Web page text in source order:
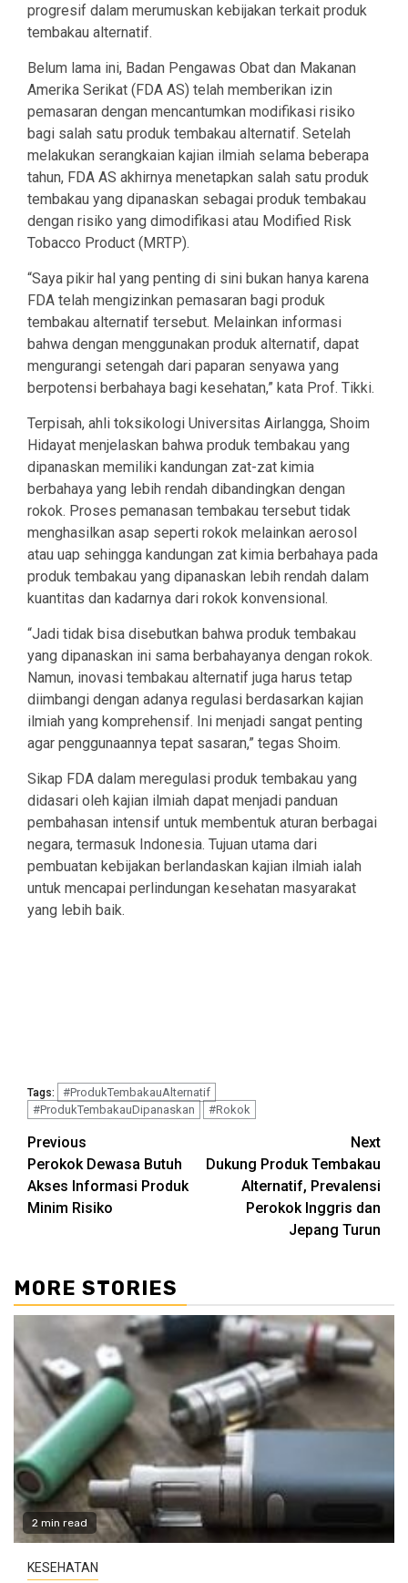
progresif dalam merumuskan kebijakan terkait produk
tembakau alternatif.
Belum lama ini, Badan Pengawas Obat dan Makanan
Amerika Serikat (FDA AS) telah memberikan izin
pemasaran dengan mencantumkan modifikasi risiko
bagi salah satu produk tembakau alternatif. Setelah
melakukan serangkaian kajian ilmiah selama beberapa
tahun, FDA AS akhirnya menetapkan salah satu produk
tembakau yang dipanaskan sebagai produk tembakau
dengan risiko yang dimodifikasi atau Modified Risk
Tobacco Product (MRTP).
“Saya pikir hal yang penting di sini bukan hanya karena
FDA telah mengizinkan pemasaran bagi produk
tembakau alternatif tersebut. Melainkan informasi
bahwa dengan menggunakan produk alternatif, dapat
mengurangi setengah dari paparan senyawa yang
berpotensi berbahaya bagi kesehatan,” kata Prof. Tikki.
Terpisah, ahli toksikologi Universitas Airlangga, Shoim
Hidayat menjelaskan bahwa produk tembakau yang
dipanaskan memiliki kandungan zat-zat kimia
berbahaya yang lebih rendah dibandingkan dengan
rokok. Proses pemanasan tembakau tersebut tidak
menghasilkan asap seperti rokok melainkan aerosol
atau uap sehingga kandungan zat kimia berbahaya pada
produk tembakau yang dipanaskan lebih rendah dalam
kuantitas dan kadarnya dari rokok konvensional.
“Jadi tidak bisa disebutkan bahwa produk tembakau
yang dipanaskan ini sama berbahayanya dengan rokok.
Namun, inovasi tembakau alternatif juga harus tetap
diimbangi dengan adanya regulasi berdasarkan kajian
ilmiah yang komprehensif. Ini menjadi sangat penting
agar penggunaannya tepat sasaran,” tegas Shoim.
Sikap FDA dalam meregulasi produk tembakau yang
didasari oleh kajian ilmiah dapat menjadi panduan
pembahasan intensif untuk membentuk aturan berbagai
negara, termasuk Indonesia. Tujuan utama dari
pembuatan kebijakan berlandaskan kajian ilmiah ialah
untuk mencapai perlindungan kesehatan masyarakat
yang lebih baik.
Tags:
#ProdukTembakauAlternatif
#ProdukTembakauDipanaskan
#Rokok
Continue
Reading
Previous
Perokok Dewasa Butuh
Akses Informasi Produk
Minim Risiko
Next
Dukung Produk Tembakau
Alternatif, Prevalensi
Perokok Inggris dan
Jepang Turun
MORE STORIES
2 min read
KESEHATAN